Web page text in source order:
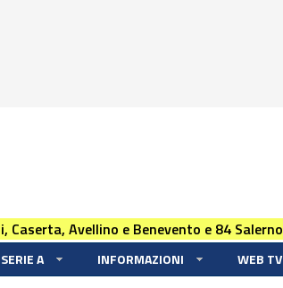
Caserta, Avellino e Benevento e 84 Salerno
SERIE A INFORMAZIONI WEB TV